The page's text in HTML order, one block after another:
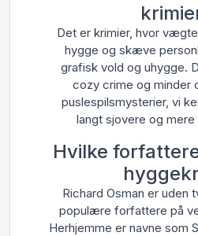
Det er krimier, hvor
hygge og skæve
grafisk vold og uhygge.
cozy crime og minder
puslespilsmysterier, vi
langt sjovere og
Hvilke
Richard Osman er uden
populære forfattere på
Herhjemme er navne som